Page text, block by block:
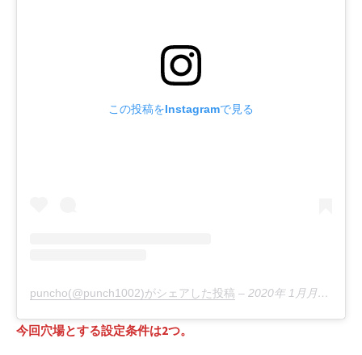
この投稿をInstagramで見る
puncho(@punch1002)がシェアした投稿 – 2020年 1月月1日午後10時59分PST
今回穴場とする設定条件は2つ。